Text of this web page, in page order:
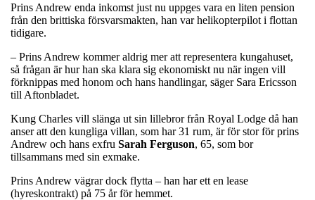
Prins Andrew enda inkomst just nu uppges vara en liten pension
från den brittiska försvarsmakten, han var helikopterpilot i flottan
tidigare.
– Prins Andrew kommer aldrig mer att representera kungahuset,
så frågan är hur han ska klara sig ekonomiskt nu när ingen vill
förknippas med honom och hans handlingar, säger Sara Ericsson
till Aftonbladet.
Kung Charles vill slänga ut sin lillebror från Royal Lodge då han
anser att den kungliga villan, som har 31 rum, är för stor för prins
Andrew och hans exfru Sarah Ferguson, 65, som bor
tillsammans med sin exmake.
Prins Andrew vägrar dock flytta – han har ett en lease
(hyreskontrakt) på 75 år för hemmet.